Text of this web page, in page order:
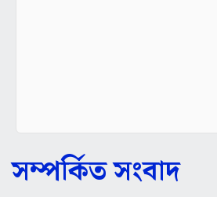
সম্পর্কিত সংবাদ